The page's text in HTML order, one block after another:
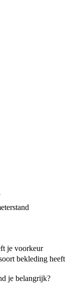
je voorkeur
bekleding heeft
je belangrijk?